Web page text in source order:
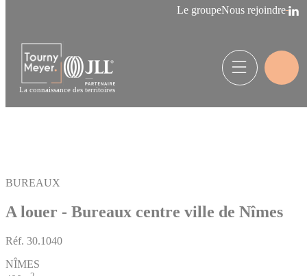
Le groupeNous rejoindre
La connaissance des territoires
BUREAUX
A louer - Bureaux centre ville de Nîmes
Réf. 30.1040
NÎMES